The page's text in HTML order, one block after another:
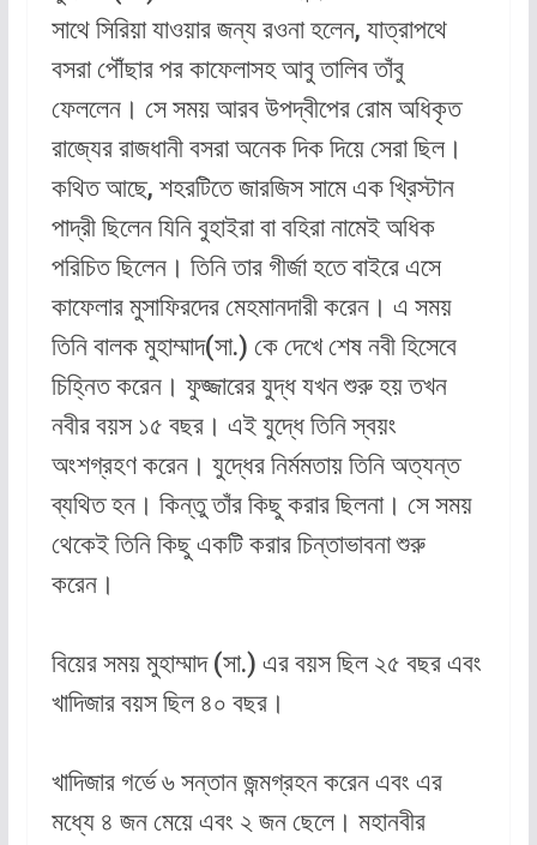
সাথে সিরিয়া যাওয়ার জন্য রওনা হলেন, যাত্রাপথে
বসরা পৌঁছার পর কাফেলাসহ আবু তালিব তাঁবু
ফেললেন। সে সময় আরব উপদ্বীপের রোম অধিকৃত
রাজ্যের রাজধানী বসরা অনেক দিক দিয়ে সেরা ছিল।
কথিত আছে, শহরটিতে জারজিস সামে এক খ্রিস্টান
পাদ্রী ছিলেন যিনি বুহাইরা বা বহিরা নামেই অধিক
পরিচিত ছিলেন। তিনি তার গীর্জা হতে বাইরে এসে
কাফেলার মুসাফিরদের মেহমানদারী করেন। এ সময়
তিনি বালক মুহাম্মাদ(সা.) কে দেখে শেষ নবী হিসেবে
চিহ্নিত করেন। ফুজ্জারের যুদ্ধ যখন শুরু হয় তখন
নবীর বয়স ১৫ বছর। এই যুদ্ধে তিনি স্বয়ং
অংশগ্রহণ করেন। যুদ্ধের নির্মমতায় তিনি অত্যন্ত
ব্যথিত হন। কিন্তু তাঁর কিছু করার ছিলনা। সে সময়
থেকেই তিনি কিছু একটি করার চিন্তাভাবনা শুরু
করেন।
বিয়ের সময় মুহাম্মাদ (সা.) এর বয়স ছিল ২৫ বছর এবং
খাদিজার বয়স ছিল ৪০ বছর।
খাদিজার গর্ভে ৬ সন্তান জন্মগ্রহন করেন এবং এর
মধ্যে ৪ জন মেয়ে এবং ২ জন ছেলে। মহানবীর